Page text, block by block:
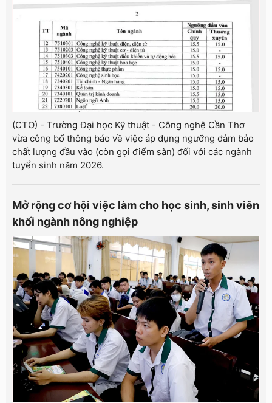
(CTO) - Trường Đại học Kỹ thuật - Công nghệ Cần Thơ
vừa công bố thông báo về việc áp dụng ngưỡng đảm bảo
chất lượng đầu vào (còn gọi điểm sàn) đối với các ngành
tuyển sinh năm 2026.
Mở rộng cơ hội việc làm cho học sinh, sinh viên
khối ngành nông nghiệp